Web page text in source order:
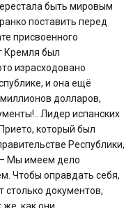
быть мировым
поставить перед
присвоенного
Кремля был
израсходовано
и она ещё
долларов,
Лидер испанских
который был
Республики,
— Мы имеем дело
Чтобы оправдать себя,
столько документов,